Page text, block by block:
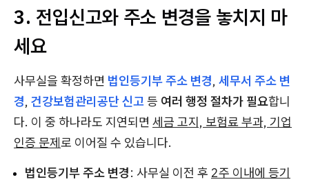
3. 전입신고와 주소 변경을 놓치지 마
세요
사무실을 확정하면 법인등기부 주소 변경, 세무서 주소 변
경, 건강보험관리공단 신고등 여러 행정 절차가 필요합니
다. 이 중 하나라도 지연되면 세금 고지, 보험료 부과, 기업
인증 문제로 이어질 수 있습니다.
법인등기부 주소 변경: 사무실 이전 후 2주 이내에 등기